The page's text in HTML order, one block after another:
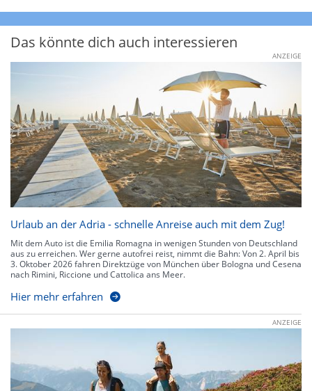
Das könnte dich auch interessieren
ANZEIGE
Urlaub an der Adria - schnelle Anreise auch mit dem Zug!
Mit dem Auto ist die Emilia Romagna in wenigen Stunden von Deutschland
aus zu erreichen. Wer gerne autofrei reist, nimmt die Bahn: Von 2. April bis
3. Oktober 2026 fahren Direktzüge von München über Bologna und Cesena
nach Rimini, Riccione und Cattolica ans Meer.
Hier mehr erfahren
ANZEIGE